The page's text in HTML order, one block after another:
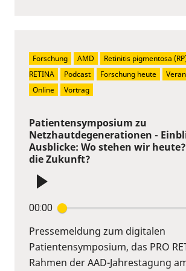
Patientensymposium zu
Netzhautdegenerationen -
Ausblicke: Wo stehen wir
die Zukunft?
00:00
Pressemeldung zum digitalen
Patientensymposium, das PRO
Rahmen der AAD-Jahrestagung
Forschung AMD Retinitis pigmentosa
RETINA
Podcast Forschung heute
Online
Vortrag